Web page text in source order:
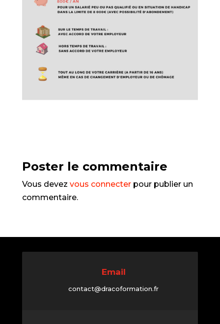
Poster le commentaire
Vous devez vous connecterpour publier un
commentaire.
Email
contact@dracoformation.fr